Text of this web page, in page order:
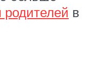
родителей в